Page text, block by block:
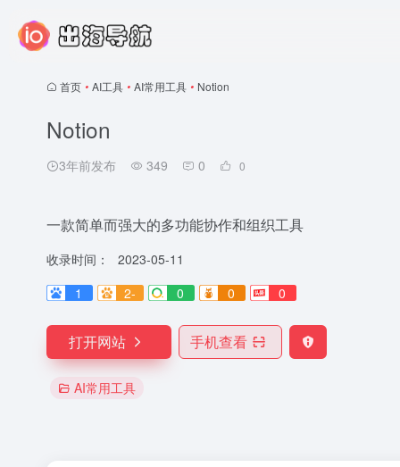
首页 • AI工具 • AI常用工具 • Notion
Notion
3年前发布 349 0 0
一款简单而强大的多功能协作和组织工具
收录时间：
2023-05-11
1
2- 0 0 0
打开网站 手机查看
AI常用工具